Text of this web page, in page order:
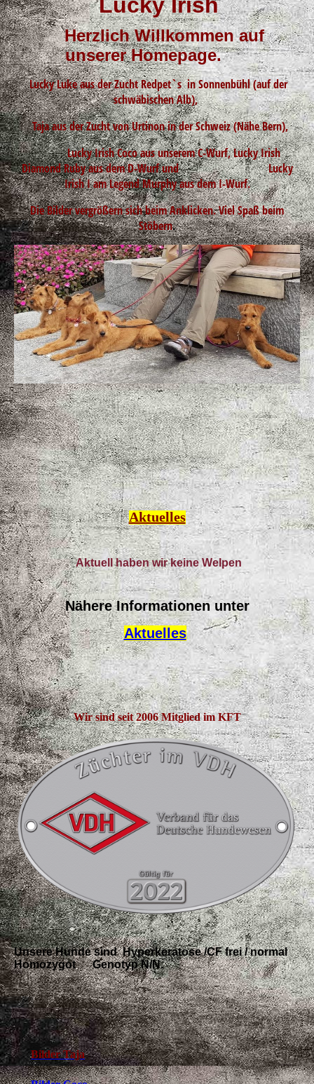
Herzlich Willkommen auf
unserer Homepage.
Lucky Luke aus der Zucht Redpet`s in Sonnenbühl (auf der
schwäbischen Alb),
Taja aus der Zucht von Urtinon in der Schweiz (Nähe Bern),
Lucky Irish Coco aus unserem C-Wurf, Lucky Irish
Diamond Ruby aus dem D-Wurf und Lucky
Irish I am Legend Murphy aus dem I-Wurf.
Die Bilder vergrößern sich beim Anklicken. Viel Spaß beim
Stöbern.
Aktuelles
Aktuell haben wir keine Welpen
Nähere Informationen unter
Aktuelles
Wir sindseit 2006 Mitglied im KFT
Unsere Hunde sind Hyperkeratose /CF frei / normal
Homozygot Genotyp N/N.
Bilder Taja